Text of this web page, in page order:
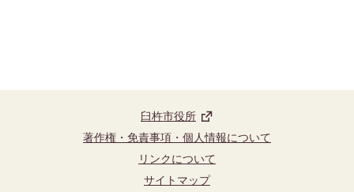
臼杵市役所
著作権・免責事項・個人情報について
リンクについて
サイトマップ